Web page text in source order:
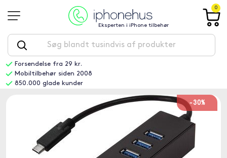
Eksperten i iPhone tilbehør
0
Forsendelse fra 29 kr.
Mobiltilbehør siden 2008
850.000 glade kunder
-30%